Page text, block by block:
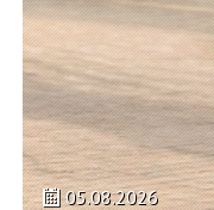
05.08.2026